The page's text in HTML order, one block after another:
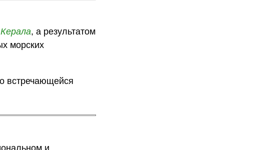
Керала, а результатом
морских
встречающейся
и